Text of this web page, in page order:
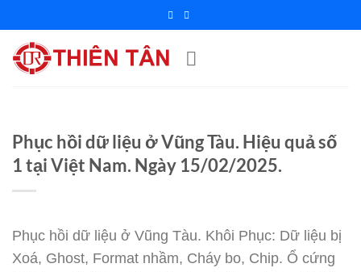
đến
nội
dung
Phục hồi dữ liệu ở Vũng Tàu. Hiệu quả số
1 tại Việt Nam. Ngày 15/02/2025.
Phục hồi dữ liệu ở Vũng Tàu. Khôi Phục: Dữ liệu bị
Xoá, Ghost, Format nhầm, Cháy bo, Chip. Ổ cứng